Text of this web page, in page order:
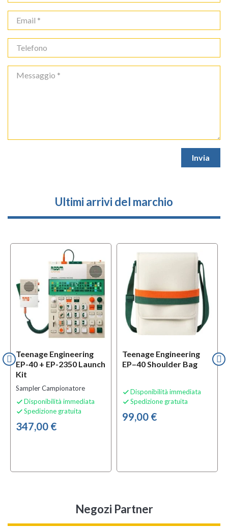
Ultimi arrivi del marchio
Teenage Engineering
EP-40 + EP-2350 Launch
Kit
Sampler Campionatore
 Disponibilità immediata
 Spedizione gratuita
347,00 €
Teenage Engineering
EP–40 Shoulder Bag
 Disponibilità immediata
 Spedizione gratuita
99,00 €
Negozi Partner